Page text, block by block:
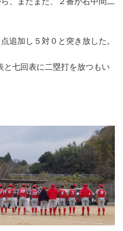
追加し５対０と突き放した。
と七回表に二塁打を放つもい